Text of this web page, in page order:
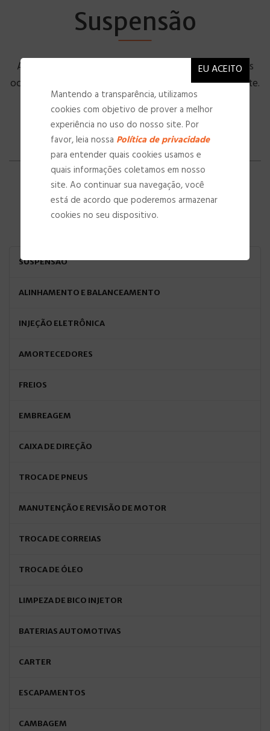
Suspensão
A suspensão de carro traz estabilidade e segurança aos
ocupantes do veículo e deve ser trocada periodicamente.
SUSPENSÃO
ALINHAMENTO E BALANCEAMENTO
INJEÇÃO ELETRÔNICA
AMORTECEDORES
FREIOS
EMBREAGEM
CAIXA DE DIREÇÃO
TROCA DE PNEUS
MANUTENÇÃO E REVISÃO DE MOTOR
TROCA DE CORREIAS
TROCA DE ÓLEO
LIMPEZA DE BICO INJETOR
BATERIAS AUTOMOTIVAS
CARTER
ESCAPAMENTOS
CAMBAGEM
Mantendo a transparência, utilizamos
cookies com objetivo de prover a melhor
experiência no uso do nosso site. Por
favor, leia nossa Política de privacidade
para entender quais cookies usamos e
quais informações coletamos em nosso
site. Ao continuar sua navegação, você
está de acordo que poderemos armazenar
cookies no seu dispositivo.